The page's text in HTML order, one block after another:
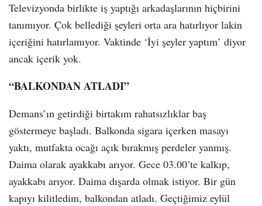
Televizyonda birlikte iş yaptığı arkadaşlarının hiçbirini
tanımıyor. Çok bellediği şeyleri orta ara hatırlıyor lakin
içeriğini hatırlamıyor. Vaktinde ‘İyi şeyler yaptım’ diyor
ancak içerik yok.
“BALKONDAN ATLADI”
Demans’ın getirdiği birtakım rahatsızlıklar baş
göstermeye başladı. Balkonda sigara içerken masayı
yaktı, mutfakta ocağı açık bırakmış perdeler yanmış.
Daima olarak ayakkabı arıyor. Gece 03.00’te kalkıp,
ayakkabı arıyor. Daima dışarda olmak istiyor. Bir gün
kapıyı kilitledim, balkondan atladı. Geçtiğimiz eylül